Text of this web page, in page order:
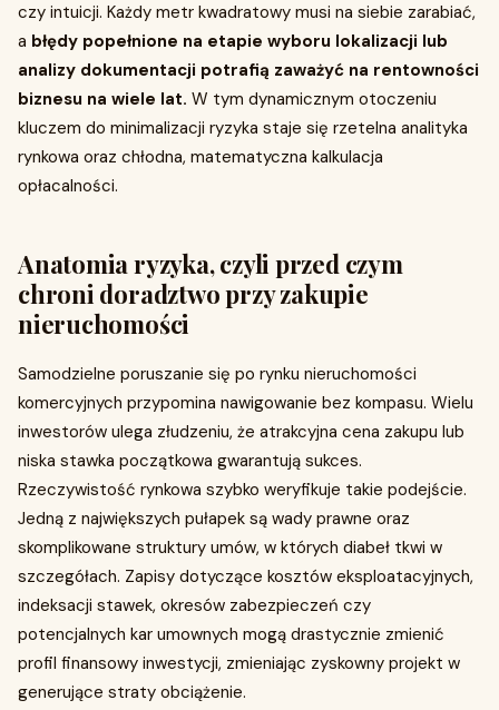
czy intuicji. Każdy metr kwadratowy musi na siebie zarabiać,
a błędy popełnione na etapie wyboru lokalizacji lub
analizy dokumentacji potrafią zaważyć na rentowności
biznesu na wiele lat. W tym dynamicznym otoczeniu
kluczem do minimalizacji ryzyka staje się rzetelna analityka
rynkowa oraz chłodna, matematyczna kalkulacja
opłacalności.
Anatomia ryzyka, czyli przed czym
chroni doradztwo przy zakupie
nieruchomości
Samodzielne poruszanie się po rynku nieruchomości
komercyjnych przypomina nawigowanie bez kompasu. Wielu
inwestorów ulega złudzeniu, że atrakcyjna cena zakupu lub
niska stawka początkowa gwarantują sukces.
Rzeczywistość rynkowa szybko weryfikuje takie podejście.
Jedną z największych pułapek są wady prawne oraz
skomplikowane struktury umów, w których diabeł tkwi w
szczegółach. Zapisy dotyczące kosztów eksploatacyjnych,
indeksacji stawek, okresów zabezpieczeń czy
potencjalnych kar umownych mogą drastycznie zmienić
profil finansowy inwestycji, zmieniając zyskowny projekt w
generujące straty obciążenie.